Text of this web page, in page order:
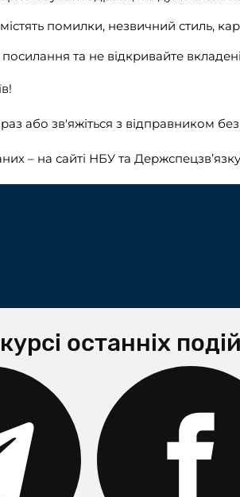
помилки, незвичний стиль,
та не відкривайте
або зв'яжіться з відправником
– на сайті НБУ та
останніх